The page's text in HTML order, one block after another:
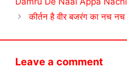
कीर्तन है वीर बजरंग का नच
Leave a comment